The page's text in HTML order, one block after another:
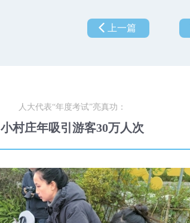
上一篇
人大代表“年度考试”亮真功：
小村庄年吸引游客30万人次